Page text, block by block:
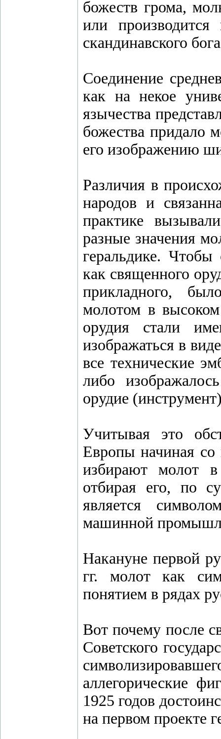
божеств грома,
или
скандинавского
Соединение
как на некое
язычества
божества придало
его изображению
Различия в
народов и
практике
разные значения
геральдике. Чтобы
как священного
прикладного,
молотом в
орудия стали
изображаться в
все технические
либо
орудие
Учитывая это
Европы начиная
избирают молот
отбирая его, по
является
машинной
Накануне первой
гг. молот как
понятием в рядах
Вот почему после
Советского
аллегорические
1925 годов
на первом проекте